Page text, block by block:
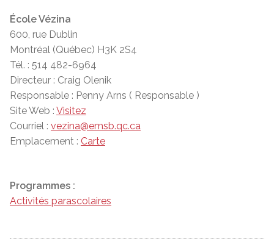
École Vézina
600, rue Dublin
Montréal (Québec) H3K 2S4
Tél. : 514 482-6964
Directeur : Craig Olenik
Responsable : Penny Arns ( Responsable )
Site Web : Visitez
Courriel : vezina@emsb.qc.ca
Emplacement : Carte
Programmes :
Activités parascolaires